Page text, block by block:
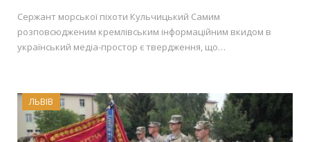
Сержант морської піхоти Кульчицький Самим
розповсюдженим кремлівським інформаційним вкидом в
український медіа-простор є твердження, що…
ЛЬВІВ